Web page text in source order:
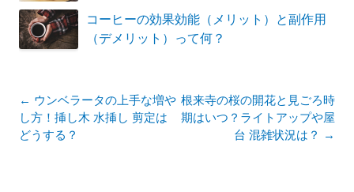
コーヒーの効果効能（メリット）と副作用
（デメリット）って何？
投
稿
ナ
← ウンベラータの上手な増や
し方！挿し木 水挿し 剪定は
どうする？
根来寺の桜の開花と見ごろ時
期はいつ？ライトアップや屋
台 混雑状況は？ →